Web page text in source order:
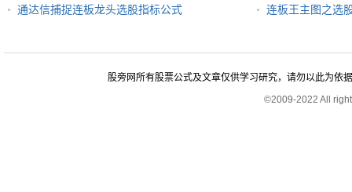
通达信捕捉连板龙头选股指标公式 连板王主图之选
股旁网所有股票公式及文章仅供学习研究，请勿以此为依
©2009-2022 All